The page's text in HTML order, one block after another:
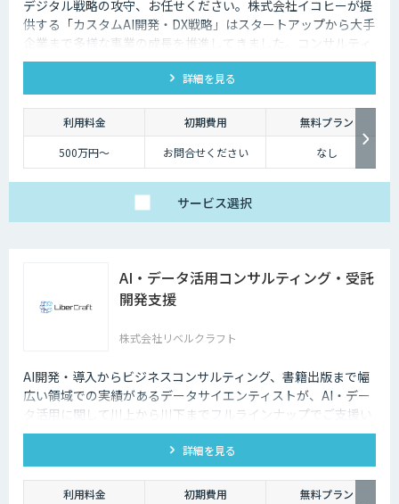
デジタル戦略の攻守、お任せください。株式会社イコヒーが提
供する「カスタムAI開発・DX戦略」はスタートアップから大手
企業まで多様な事業の成長を推進してきました。コンサルティ
ングから開発、データ基盤構築まで、ワンストップで支援しま
詳細を見る
利用料金 初期費用
無料プラン
500万円〜
お問合せください なし
サービス選択
AI・データ活用コンサルティング・受託
開発支援
株式会社リベルクラフト
AI開発・導入からビジネスコンサルティング、書籍出版まで幅
広い領域での実績があるデータサイエンティストが、AI・デー
タ活用に関して川上から川下までフルラインナップでご支援い
たします。
詳細を見る
利用料金 初期費用
無料プラン